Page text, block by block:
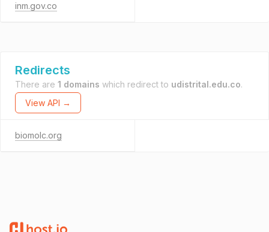
inm.gov.co
Redirects
There are 1 domains which redirect to udistrital.edu.co.
View API →
biomolc.org